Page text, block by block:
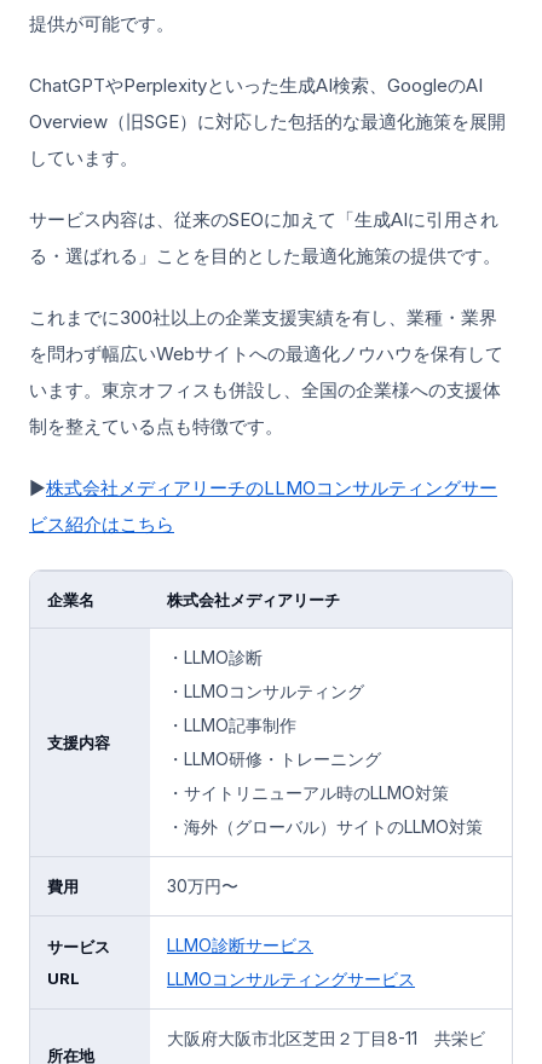
提供が可能です。
ChatGPTやPerplexityといった生成AI検索、GoogleのAI
Overview（旧SGE）に対応した包括的な最適化施策を展開
しています。
サービス内容は、従来のSEOに加えて「生成AIに引用され
る・選ばれる」ことを目的とした最適化施策の提供です。
これまでに300社以上の企業支援実績を有し、業種・業界
を問わず幅広いWebサイトへの最適化ノウハウを保有して
います。東京オフィスも併設し、全国の企業様への支援体
制を整えている点も特徴です。
▶︎株式会社メディアリーチのLLMOコンサルティングサー
ビス紹介はこちら
企業名 株式会社メディアリーチ
支援内容
・LLMO診断
・LLMOコンサルティング
・LLMO記事制作
・LLMO研修・トレーニング
・サイトリニューアル時のLLMO対策
・海外（グローバル）サイトのLLMO対策
費用 30万円〜
サービス
URL
LLMO診断サービス
LLMOコンサルティングサービス
所在地
大阪府大阪市北区芝田２丁目8-11 共栄ビ